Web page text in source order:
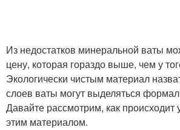
Из недостатков минеральной ваты
цену, которая гораздо выше, чем у
Экологически чистым материал
слоев ваты могут выделяться
Давайте рассмотрим, как происходит
этим материалом.